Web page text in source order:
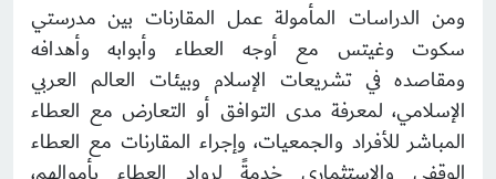
ومن الدراسات المأمولة عمل المقارنات بين مدرستي
سكوت وغيتس مع أوجه العطاء وأبوابه وأهدافه
ومقاصده في تشريعات الإسلام وبيئات العالم العربي
الإسلامي، لمعرفة مدى التوافق أو التعارض مع العطاء
المباشر للأفراد والجمعيات، وإجراء المقارنات مع العطاء